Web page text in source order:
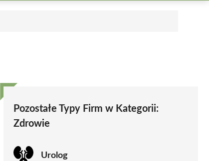
Pozostałe Typy Firm w Kategorii:
Zdrowie
Urolog